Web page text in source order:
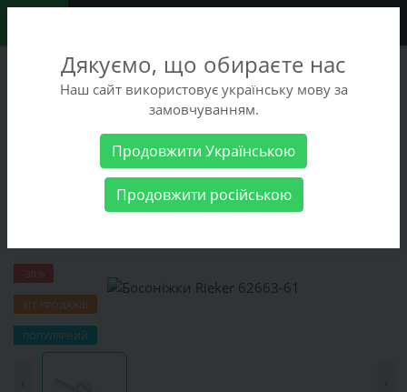
+38 (068) 486-90-09
+38 (093) 486-90-09
Жіночі товари Жіноче взуття Босоніжки Rieker 62663-61
Босоніжки Rieker 62663-61
ХІТ ПРОДАЖІВ
ПОПУЛЯРНИЙ
Дякуємо, що обираєте нас
Наш сайт використовує українську мову за
замовчуванням.
Продовжити Українською
Продовжити російською